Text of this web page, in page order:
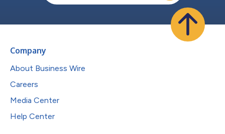
Company
About Business Wire
Careers
Media Center
Help Center